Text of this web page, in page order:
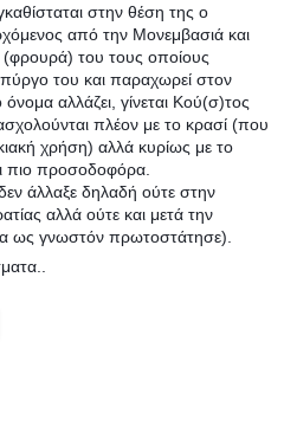
στην θέση της ο
από την Μονεμβασιά και
του τους οποίους
του και παραχωρεί στον
αλλάζει, γίνεται Κού(σ)τος
ασχολούνται πλέον με το κρασί (που
χρήση) αλλά κυρίως με το
πιο προσοδοφόρα.
άλλαξε δηλαδή ούτε στην
αλλά ούτε και μετά την
ως γνωστόν πρωτοστάτησε).